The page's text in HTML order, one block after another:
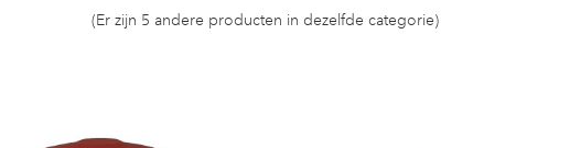
(Er zijn 5 andere producten in dezelfde categorie)